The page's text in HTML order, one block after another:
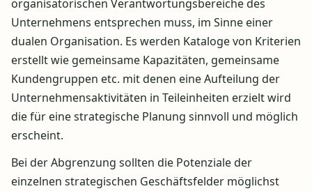
organisatorischen Verantwortungsbereiche des
Unternehmens entsprechen muss, im Sinne einer
dualen Organisation. Es werden Kataloge von Kriterien
erstellt wie gemeinsame Kapazitäten, gemeinsame
Kundengruppen etc. mit denen eine Aufteilung der
Unternehmensaktivitäten in Teileinheiten erzielt wird
die für eine strategische Planung sinnvoll und möglich
erscheint.
Bei der Abgrenzung sollten die Potenziale der
einzelnen strategischen Geschäftsfelder möglichst